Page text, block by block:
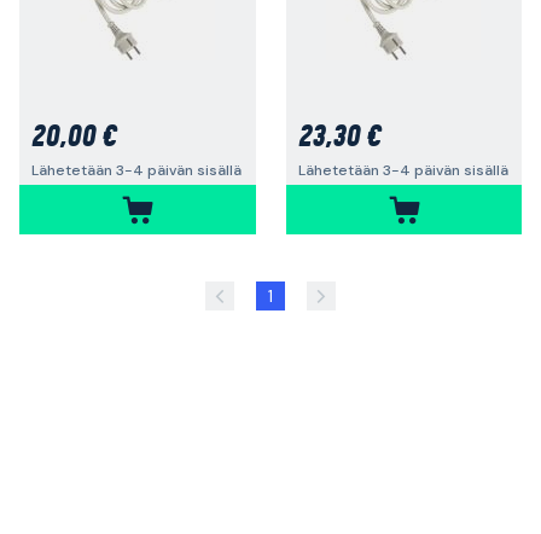
20,00 €
Lähetetään 3-4 päivän sisällä
23,30 €
Lähetetään 3-4 päivän sisällä
1